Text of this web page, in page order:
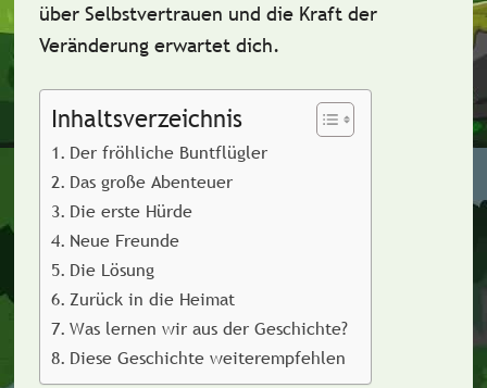
über Selbstvertrauen und die Kraft der
Veränderung erwartet dich.
Inhaltsverzeichnis
Der fröhliche Buntflügler
Das große Abenteuer
Die erste Hürde
Neue Freunde
Die Lösung
Zurück in die Heimat
Was lernen wir aus der Geschichte?
Diese Geschichte weiterempfehlen